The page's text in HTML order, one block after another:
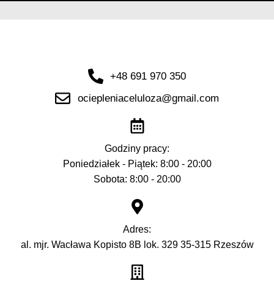
+48 691 970 350
ociepleniaceluloza@gmail.com
Godziny pracy:
Poniedziałek - Piątek: 8:00 - 20:00
Sobota: 8:00 - 20:00
Adres:
al. mjr. Wacława Kopisto 8B lok. 329 35-315 Rzeszów